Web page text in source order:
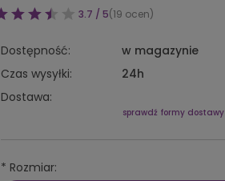
3.7 / 5(19 ocen)
Dostępność:
w magazynie
Czas wysyłki:
24h
Dostawa:
sprawdź formy dostawy
* Rozmiar: